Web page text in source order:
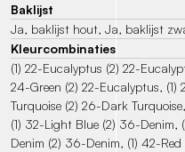
Baklijst
Ja, baklijst hout, Ja, baklijst
Kleurcombinaties
(1) 22-Eucalyptus (2) 22-
24-Green (2) 22-Eucalyptus, (1)
Turquoise (2) 26-Dark
(1) 32-Light Blue (2) 36-Denim,
Denim (2) 36-Denim, (1) 42-